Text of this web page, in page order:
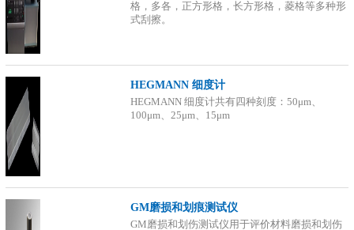
格，多各，正方形格，长方形格，菱格等多种形
式刮擦。
HEGMANN 细度计
HEGMANN 细度计共有四种刻度：50μm、
100μm、25μm、15μm
GM磨损和划痕测试仪
GM磨损和划伤测试仪用于评价材料磨损和划伤